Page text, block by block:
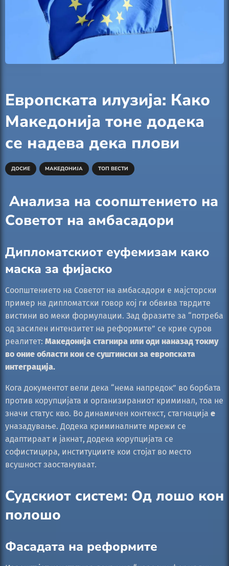
Европската илузија: Како
Македонија тоне додека
се надева дека плови
ДОСИЕ МАКЕДОНИЈА ТОП ВЕСТИ
Анализа на соопштението на
Советот на амбасадори
Дипломатскиот еуфемизам како
маска за фијаско
Соопштението на Советот на амбасадори е мајсторски
пример на дипломатски говор кој ги обвива тврдите
вистини во меки формулации. Зад фразите за “потреба
од засилен интензитет на реформите” се крие суров
реалитет: Македонија стагнира или оди наназад токму
во оние области кои се суштински за европската
интеграција.
Кога документот вели дека “нема напредок” во борбата
против корупцијата и организираниот криминал, тоа не
значи статус кво. Во динамичен контекст, стагнација е
уназадување. Додека криминалните мрежи се
адаптираат и јакнат, додека корупцијата се
софистицира, институциите кои стојат во место
всушност заостануваат.
Судскиот систем: Од лошо кон
полошо
Фасадата на реформите